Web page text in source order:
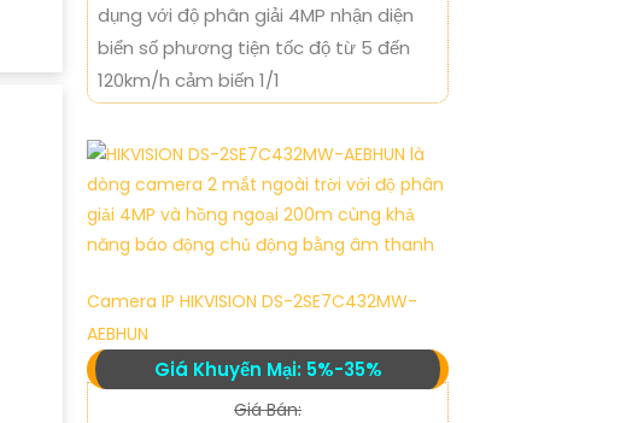
dụng với độ phân giải 4MP nhận diện
biển số phương tiện tốc độ từ 5 đến
120km/h cảm biến 1/1
Camera IP HIKVISION DS-2SE7C432MW-
AEBHUN
Giá Khuyến Mại: 5%-35%
Giá Bán: